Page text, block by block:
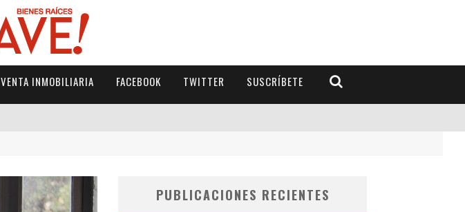
VENTA INMOBILIARIA FACEBOOK TWITTER SUSCRÍBETE
PUBLICACIONES RECIENTES